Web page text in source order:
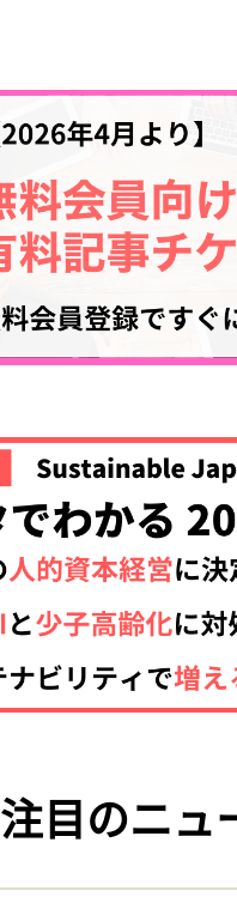
注目のニュ